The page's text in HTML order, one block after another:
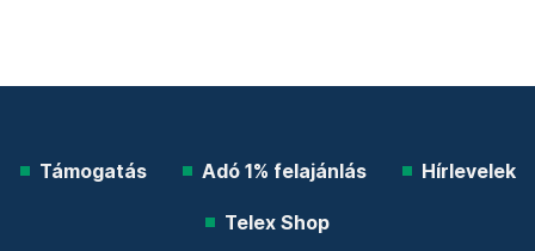
Támogatás Adó 1% felajánlás Hírlevelek
Telex Shop